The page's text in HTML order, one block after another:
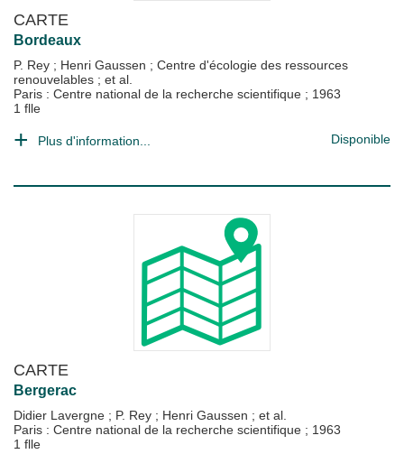
CARTE
Bordeaux
P. Rey ; Henri Gaussen ; Centre d'écologie des ressources
renouvelables ; et al.
Paris : Centre national de la recherche scientifique ; 1963
1 flle
Plus d'information... Disponible
CARTE
Bergerac
Didier Lavergne ; P. Rey ; Henri Gaussen ; et al.
Paris : Centre national de la recherche scientifique ; 1963
1 flle